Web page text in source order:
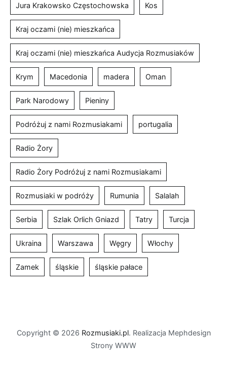
Jura Krakowsko Częstochowska Kos
Kraj oczami (nie) mieszkańca
Kraj oczami (nie) mieszkańca Audycja Rozmusiaków
Krym Macedonia madera Oman
Park Narodowy Pieniny
Podróżuj z nami Rozmusiakami portugalia
Radio Żory
Radio Żory Podróżuj z nami Rozmusiakami
Rozmusiaki w podróży Rumunia Salalah
Serbia Szlak Orlich Gniazd Tatry Turcja
Ukraina Warszawa Węgry Włochy
Zamek śląskie śląskie pałace
Copyright © 2026 Rozmusiaki.pl. Realizacja Mephdesign
Strony WWW